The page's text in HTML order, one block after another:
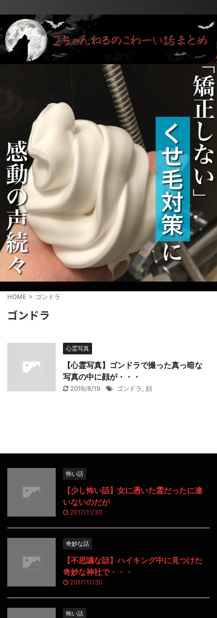
HOME > ゴンドラ
ゴンドラ
心霊写真
【心霊写真】ゴンドラで撮った真っ暗な
写真の中に顔が・・・
2016/8/19 ゴンドラ, 顔
怖い話
【少し怖い話】女に憑いた霊だったに違
いないのだが
2017/11/30
奇妙な話
【不思議な話】ハイキング中に見つけた
奇妙な神社で・・・
2017/11/30
怖い話